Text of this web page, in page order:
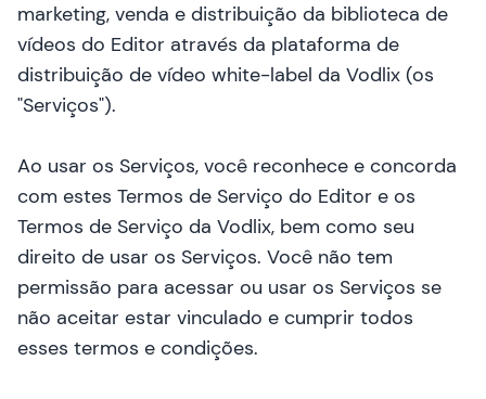
marketing, venda e distribuição da biblioteca de
vídeos do Editor através da plataforma de
distribuição de vídeo white-label da Vodlix (os
"Serviços").
Ao usar os Serviços, você reconhece e concorda
com estes Termos de Serviço do Editor e os
Termos de Serviço da Vodlix, bem como seu
direito de usar os Serviços. Você não tem
permissão para acessar ou usar os Serviços se
não aceitar estar vinculado e cumprir todos
esses termos e condições.